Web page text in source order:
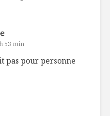
53 min
pas pour personne